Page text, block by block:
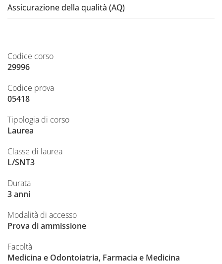
Assicurazione della qualità (AQ)
Codice corso
29996
Codice prova
05418
Tipologia di corso
Laurea
Classe di laurea
L/SNT3
Durata
3 anni
Modalità di accesso
Prova di ammissione
Facoltà
Medicina e Odontoiatria, Farmacia e Medicina